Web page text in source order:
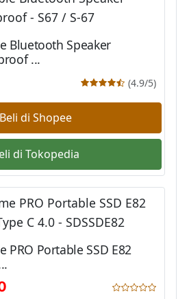
Bluetooth Speaker
...
(4.9/5)
Beli di Shopee
di Tokopedia
PRO Portable SSD E82